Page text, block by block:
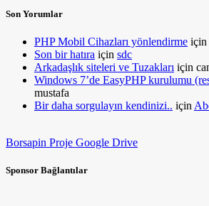
Son Yorumlar
PHP Mobil Cihazları yönlendirme için
Son bir hatıra için sdc
Arkadaşlık siteleri ve Tuzakları için
Windows 7’de EasyPHP kurulumu
mustafa
Bir daha sorgulayın kendinizi.. için
Borsapin Proje Google Drive
Sponsor Bağlantılar